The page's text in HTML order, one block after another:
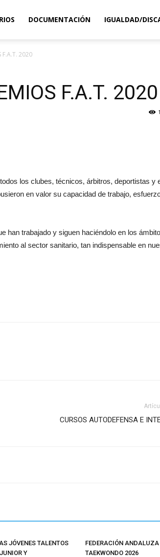
DOCUMENTACIÓN IGUALDAD/
F.A.T. 2020
F.A.T. 2020
los clubes, técnicos, árbitros, deportistas y
en valor su capacidad de trabajo,
han trabajado y siguen haciéndolo en los
al sector sanitario, tan indispensable en
CURSOS AUTODEFENSA E
JÓVENES TALENTOS
Y
FEDERACIÓN ANDALUZA
TAEKWONDO 2026